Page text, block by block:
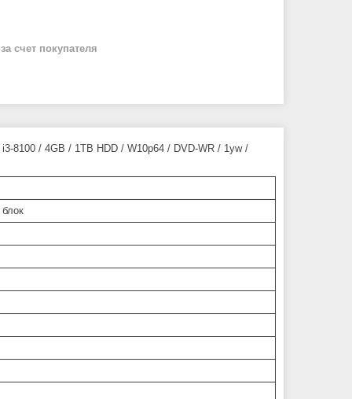
за счет покупателя
8100 / 4GB / 1TB HDD / W10p64 / DVD-WR / 1yw /